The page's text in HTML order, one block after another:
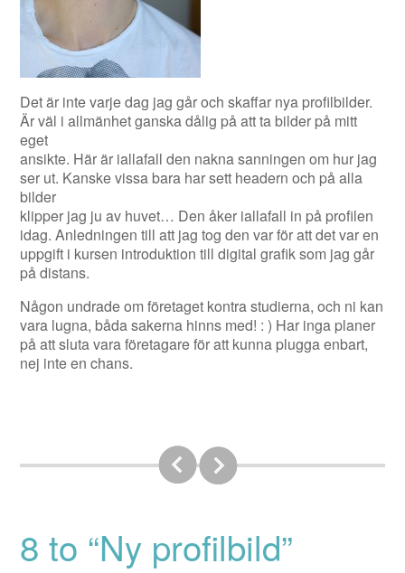
Det är inte varje dag jag går och skaffar nya profilbilder.
Är väl i allmänhet ganska dålig på att ta bilder på mitt
eget
ansikte. Här är iallafall den nakna sanningen om hur jag
ser ut. Kanske vissa bara har sett headern och på alla
bilder
klipper jag ju av huvet… Den åker iallafall in på profilen
idag. Anledningen till att jag tog den var för att det var en
uppgift i kursen introduktion till digital grafik som jag går
på distans.
Någon undrade om företaget kontra studierna, och ni kan
vara lugna, båda sakerna hinns med! : ) Har inga planer
på att sluta vara företagare för att kunna plugga enbart,
nej inte en chans.
8 to “Ny profilbild”